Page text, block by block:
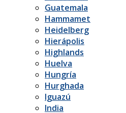
Guatemala
Hammamet
Heidelberg
Hierápolis
Highlands
Huelva
Hungría
Hurghada
Iguazú
India